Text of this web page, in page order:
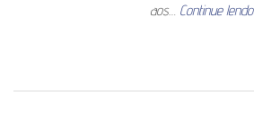
aos… Continue lendo